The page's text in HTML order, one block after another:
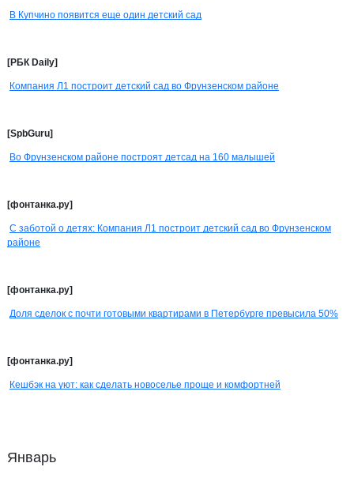
В Купчино появится еще один детский сад
[РБК Daily]
Компания Л1 построит детский сад во Фрунзенском районе
[SpbGuru]
Во Фрунзенском районе построят детсад на 160 малышей
[фонтанка.ру]
С заботой о детях: Компания Л1 построит детский сад во Фрунзенском
районе
[фонтанка.ру]
Доля сделок с почти готовыми квартирами в Петербурге превысила 50%
[фонтанка.ру]
Кешбэк на уют: как сделать новоселье проще и комфортней
Январь